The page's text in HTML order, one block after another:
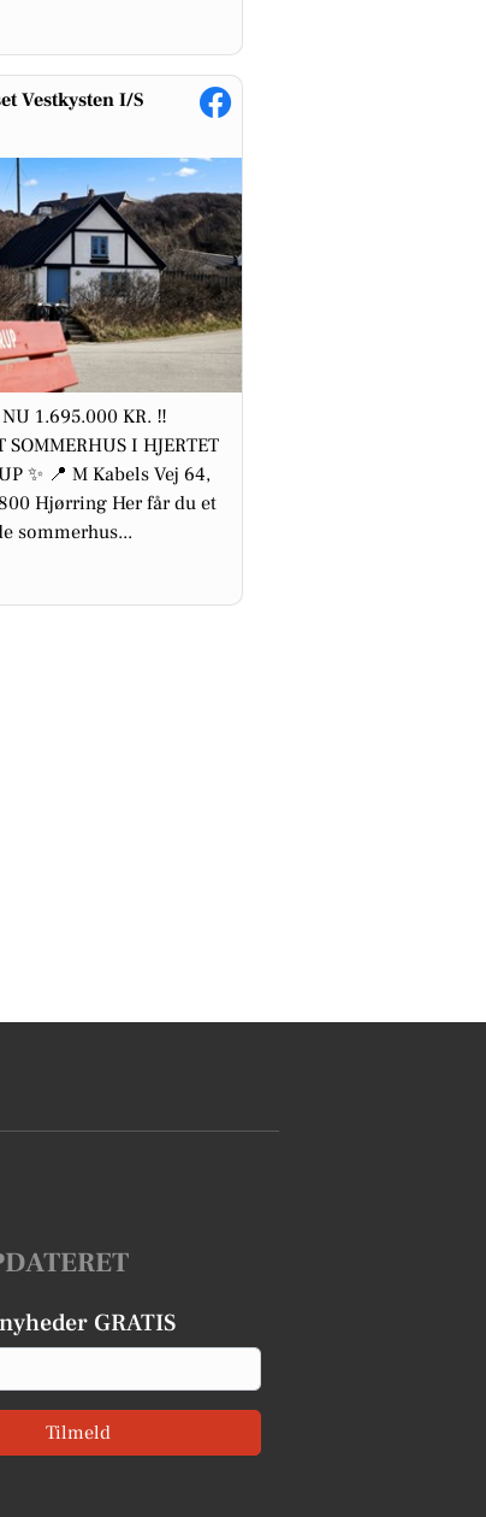
Vestkysten I/S
1.695.000 KR. ‼️
SOMMERHUS I HJERTET
✨ 📍 M Kabels Vej 64,
Hjørring Her får du et
sommerhus...
GRATIS
Tilmeld